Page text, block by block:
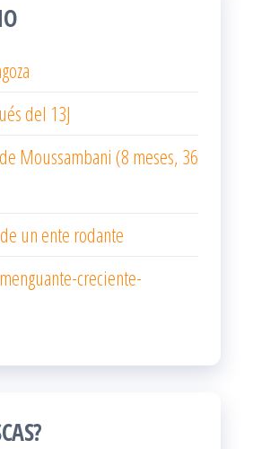
del 13J
Moussambani (8 meses, 36
un ente rodante
creciente-